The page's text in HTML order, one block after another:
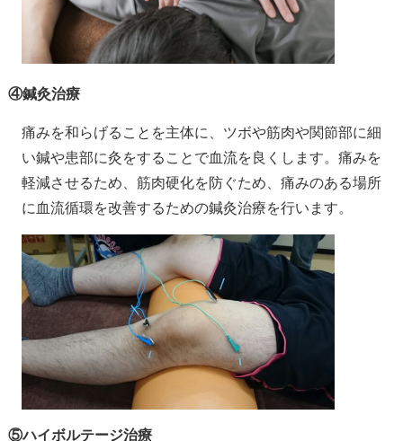
④鍼灸治療
痛みを和らげることを主体に、ツボや筋肉や関節部に細
い鍼や患部に灸をすることで血流を良くします。痛みを
軽減させるため、筋肉硬化を防ぐため、痛みのある場所
に血流循環を改善するための鍼灸治療を行います。
⑤ハイボルテージ治療